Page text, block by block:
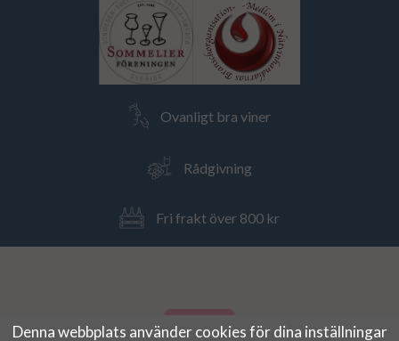
Ovanligt bra viner
Rådgivning
Fri frakt över 800 kr
Denna webbplats använder cookies för dina inställningar